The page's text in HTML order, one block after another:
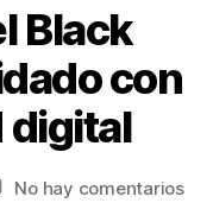
Black
con
digital
No hay comentariosen